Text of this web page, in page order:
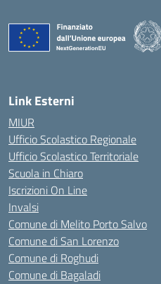
Link Esterni
MIUR
Ufficio Scolastico Regionale
Ufficio Scolastico Territoriale
Scuola in Chiaro
Iscrizioni On Line
Invalsi
Comune di Melito Porto Salvo
Comune di San Lorenzo
Comune di Roghudi
Comune di Bagaladi